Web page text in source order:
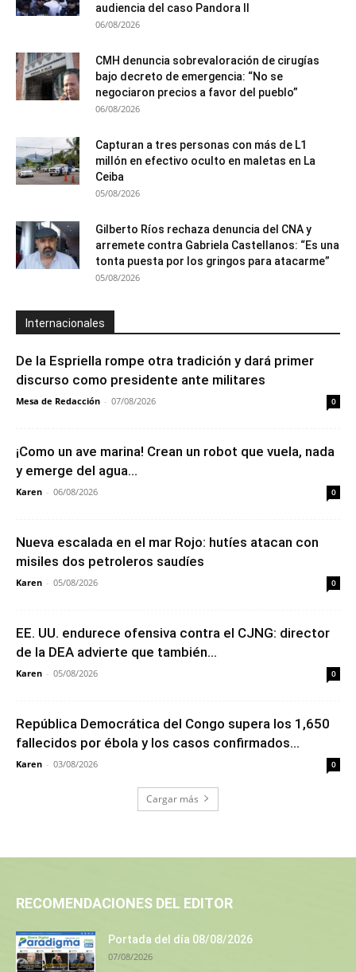
audiencia del caso Pandora II
06/08/2026
CMH denuncia sobrevaloración de cirugías
bajo decreto de emergencia: “No se
negociaron precios a favor del pueblo”
06/08/2026
Capturan a tres personas con más de L1
millón en efectivo oculto en maletas en La
Ceiba
05/08/2026
Gilberto Ríos rechaza denuncia del CNA y
arremete contra Gabriela Castellanos: “Es una
tonta puesta por los gringos para atacarme”
05/08/2026
Internacionales
De la Espriella rompe otra tradición y dará primer
discurso como presidente ante militares
Mesa de Redacción - 07/08/2026 0
¡Como un ave marina! Crean un robot que vuela, nada
y emerge del agua...
Karen - 06/08/2026 0
Nueva escalada en el mar Rojo: hutíes atacan con
misiles dos petroleros saudíes
Karen - 05/08/2026 0
EE. UU. endurece ofensiva contra el CJNG: director
de la DEA advierte que también...
Karen - 05/08/2026 0
República Democrática del Congo supera los 1,650
fallecidos por ébola y los casos confirmados...
Karen - 03/08/2026 0
Cargar más
RECOMENDACIONES DEL EDITOR
Portada del día 08/08/2026
07/08/2026